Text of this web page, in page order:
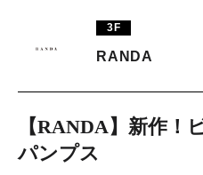
PARCOメンバーズ
3F
RANDA
【RANDA】新作！
パンプス